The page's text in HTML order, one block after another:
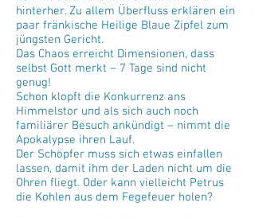
hinterher. Zu allem Überfluss erklären ein
paar fränkische Heilige Blaue Zipfel zum
jüngsten Gericht.
Das Chaos erreicht Dimensionen, dass
selbst Gott merkt – 7 Tage sind nicht
genug!
Schon klopft die Konkurrenz ans
Himmelstor und als sich auch noch
familiärer Besuch ankündigt – nimmt die
Apokalypse ihren Lauf.
Der Schöpfer muss sich etwas einfallen
lassen, damit ihm der Laden nicht um die
Ohren fliegt. Oder kann vielleicht Petrus
die Kohlen aus dem Fegefeuer holen?